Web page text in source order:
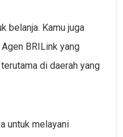
belanja. Kamu juga
BRILink yang
di daerah yang
untuk melayani